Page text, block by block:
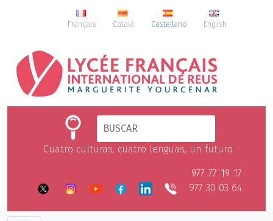
Français Català Castellano English
Cuatro culturas, cuatro lenguas, un futuro
977 77 19 17
977 30 03 64